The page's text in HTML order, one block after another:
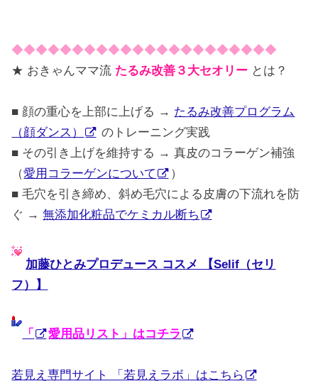
◆◆◆◆◆◆◆◆◆◆◆◆◆◆◆◆◆◆◆◆◆◆
★ おきゃんママ流 たるみ改善３大セオリー とは？
■ 顔の重心を上部に上げる → たるみ改善プログラム
（顔ダンス）
のトレーニング実践
■ その引き上げを維持する → 真皮のコラーゲン補強
（愛用コラーゲンについて
）
■ 毛穴を引き締め、斜め毛穴による皮膚の下流れを防
ぐ →無添加化粧品でケミカル断ち
加藤ひとみプロデュース コスメ 【Selif（セリ
フ）】
「 愛用品リスト」はコチラ
若見え専門サイト 「若見えラボ」はこちら